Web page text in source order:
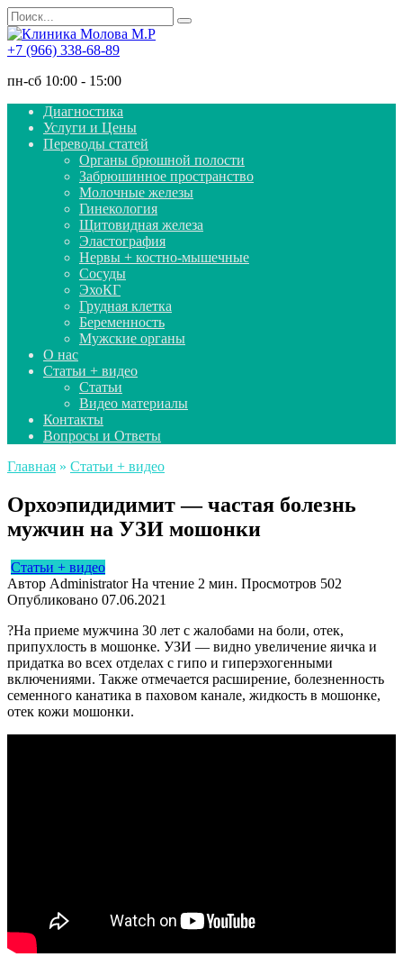
Перейти
к
содержанию
Search
for:
+7 (966) 338-68-89
пн-сб 10:00 - 15:00
Диагностика
Услуги и Цены
Переводы статей
Органы брюшной полости
Забрюшинное пространство
Молочные железы
Гинекология
Щитовидная железа
Эластография
Нервы + костно-мышечные
Сосуды
ЭхоКГ
Грудная клетка
Беременность
Мужские органы
О нас
Статьи + видео
Статьи
Видео материалы
Контакты
Вопросы и Ответы
Главная » Статьи + видео
Орхоэпидидимит — частая болезнь
мужчин на УЗИ мошонки
Статьи + видео
Автор Administrator На чтение 2 мин. Просмотров 502
Опубликовано 07.06.2021
?На приеме мужчина 30 лет с жалобами на боли, отек,
припухлость в мошонке. УЗИ — видно увеличение яичка и
придатка во всех отделах с гипо и гиперэхогенными
включениями. Также отмечается расширение, болезненность
семенного канатика в паховом канале, жидкость в мошонке,
отек кожи мошонки.